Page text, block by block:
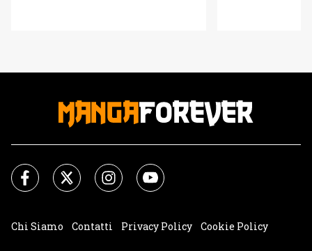
Chi Siamo Contatti Privacy Policy
Cookie Policy